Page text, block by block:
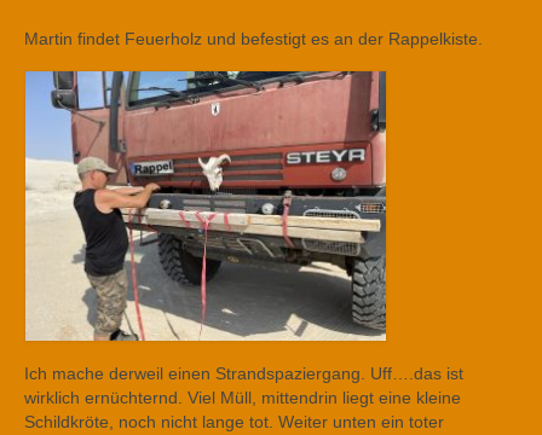
Martin findet Feuerholz und befestigt es an der Rappelkiste.
Ich mache derweil einen Strandspaziergang. Uff….das ist
wirklich ernüchternd. Viel Müll, mittendrin liegt eine kleine
Schildkröte, noch nicht lange tot. Weiter unten ein toter